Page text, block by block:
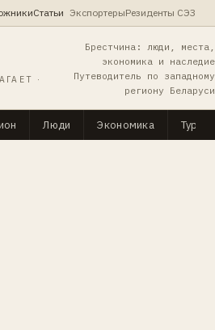
Статьи ЭкспортерыРезиденты СЭЗ
·
Брестчина: люди, места,
экономика и наследие
Путеводитель по западному
региону Беларуси
Люди Экономика